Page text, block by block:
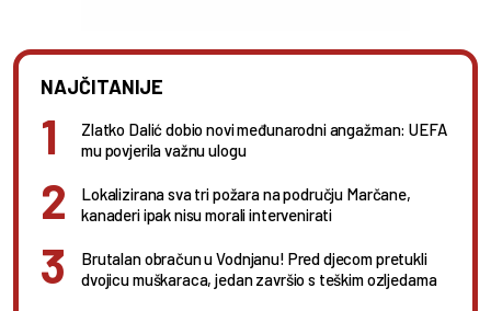
NAJČITANIJE
Zlatko Dalić dobio novi međunarodni angažman: UEFA
mu povjerila važnu ulogu
Lokalizirana sva tri požara na području Marčane,
kanaderi ipak nisu morali intervenirati
Brutalan obračun u Vodnjanu! Pred djecom pretukli
dvojicu muškaraca, jedan završio s teškim ozljedama